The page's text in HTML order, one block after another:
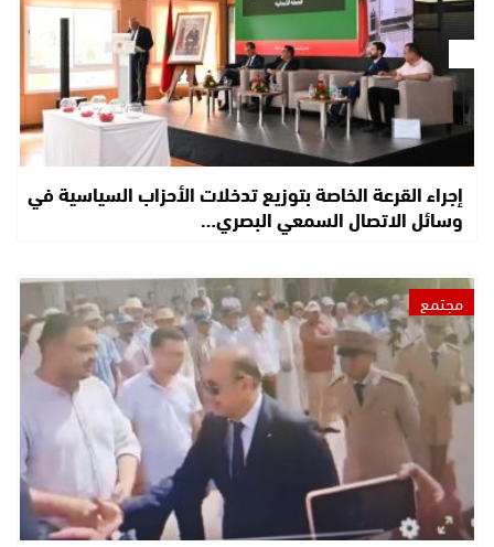
إجراء القرعة الخاصة بتوزيع تدخلات الأحزاب السياسية في
وسائل الاتصال السمعي البصري…
مجتمع